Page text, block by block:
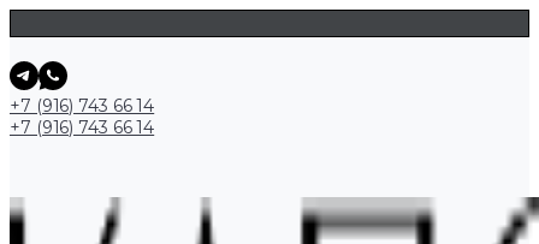
+7 (916) 743 66 14
+7 (916) 743 66 14